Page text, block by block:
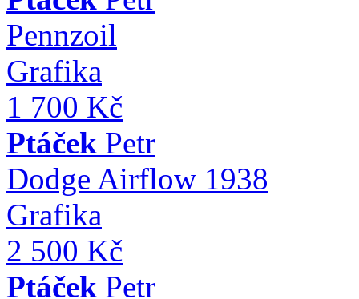
Pennzoil
Grafika
1 700 Kč
Ptáček Petr
Dodge Airflow 1938
Grafika
2 500 Kč
Ptáček Petr